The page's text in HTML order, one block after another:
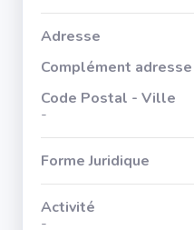
Adresse
Complément adresse
Code Postal - Ville
-
Forme Juridique
Activité
-